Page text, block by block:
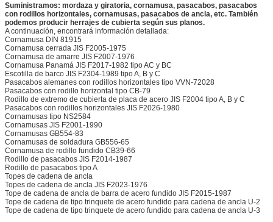
Suministramos: mordaza y giratoria, cornamusa, pasacabos, pasacabos
con rodillos horizontales, cornamusas, pasacabos de ancla, etc. También
podemos producir herrajes de cubierta según sus planos.
A continuación, encontrará información detallada:
Cornamusa DIN 81915
Cornamusa cerrada JIS F2005-1975
Cornamusa de amarre JIS F2007-1976
Cornamusa Panamá JIS F2017-1982 tipo AC y BC
Escotilla de barco JIS F2304-1989 tipo A, B y C
Pasacabos alemanes con rodillos horizontales tipo VVN-72028
Pasacabos con rodillo horizontal tipo CB-79
Rodillo de extremo de cubierta de placa de acero JIS F2004 tipo A, B y C
Pasacabos con rodillos horizontales JIS F2026-1980
Cornamusas tipo NS2584
Cornamusas JIS F2001-1990
Cornamusas GB554-83
Cornamusas de soldadura GB556-65
Cornamusa de rodillo fundido CB39-66
Rodillo de pasacabos JIS F2014-1987
Rodillo de pasacabos tipo A
Topes de cadena de ancla
Topes de cadena de ancla JIS F2023-1976
Tope de cadena de ancla de barra de acero fundido JIS F2015-1987
Tope de cadena de tipo trinquete de acero fundido para cadena de ancla U-2
Tope de cadena de tipo trinquete de acero fundido para cadena de ancla U-3